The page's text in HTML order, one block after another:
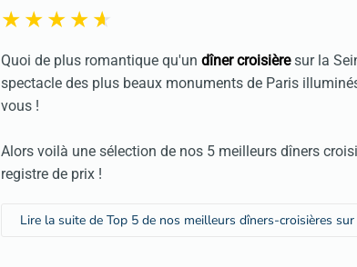
Quoi de plus romantique qu'undîner croisièresur la
spectacle des plus beaux monuments de Paris
vous !
Alors voilà une sélection de nos 5 meilleurs dîners
registre de prix !
Lire la suite de Top 5 de nos meilleurs dîners-croisières sur